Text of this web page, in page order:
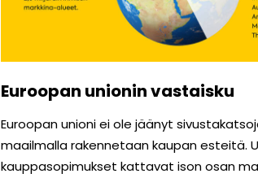
Euroopan unionin vastaisku
Euroopan unioni ei ole jäänyt
maailmalla rakennetaan kaupan esteitä.
kauppasopimukset kattavat ison osan